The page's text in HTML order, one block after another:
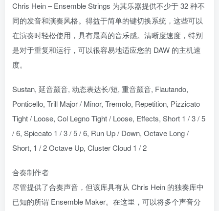
Chris Hein – Ensemble Strings 为其乐器提供不少于 32 种不
同的发音和演奏风格。得益于简单的键切换系统，这些可以
在演奏时轻松使用，具有最高的音乐感。清晰度速度，特别
是对于重复和运行，可以很容易地适应您的 DAW 的主机速
度。
Sustan, 延音颤音, 动态表达长/短, 重音颤音, Flautando,
Ponticello, Trill Major / Minor, Tremolo, Repetition, Pizzicato
Tight / Loose, Col Legno Tight / Loose, Effects, Short 1 / 3 / 5
/ 6, Spiccato 1 / 3 / 5 / 6, Run Up / Down, Octave Long /
Short, 1 / 2 Octave Up, Cluster Cloud 1 / 2
合奏制作者
尽管提供了合奏声音，但该库具有从 Chris Hein 的独奏库中
已知的所谓 Ensemble Maker。在这里，可以将多个声音分